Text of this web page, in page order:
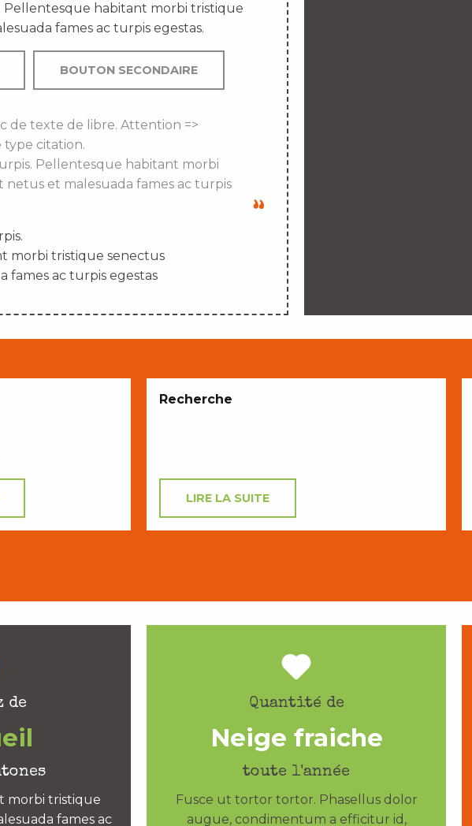
Pellentesque habitant morbi tristique
fames ac turpis egestas.
BOUTON SECONDAIRE
de texte de libre. Attention =>
citation.
Pellentesque habitant morbi
et malesuada fames ac turpis
morbi tristique senectus
fames ac turpis egestas
Recherche
LIRE LA SUITE
de
morbi tristique
fames ac
Quantité de
Neige fraiche
toute l'année
Fusce ut tortor tortor. Phasellus dolor
augue, condimentum a efficitur id,